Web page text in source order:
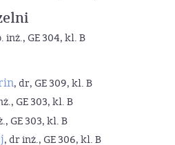
inż., GE 304, kl. B
, dr, GE 309, kl. B
GE 303, kl. B
GE 303, kl. B
, dr inż., GE 306, kl. B